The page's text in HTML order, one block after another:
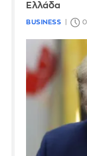
Ελλάδα
BUSINESS